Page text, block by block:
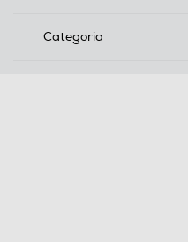
Categoria